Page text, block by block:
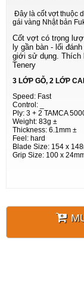
Đây là cốt vợt thuộc
gái vàng Nhật bản
Cốt vợt có trọng
ly gần bàn - lối
giới sử dụng. Thích
Tenery
3 LỚP GỖ, 2 LỚP
Speed: Fast
Control: _
Ply: 3 + 2 TAMCA
Weight: 83g ±
Thickness: 6.1mm ±
Feel: hard
Blade Size: 154 x
Grip Size: 100 x